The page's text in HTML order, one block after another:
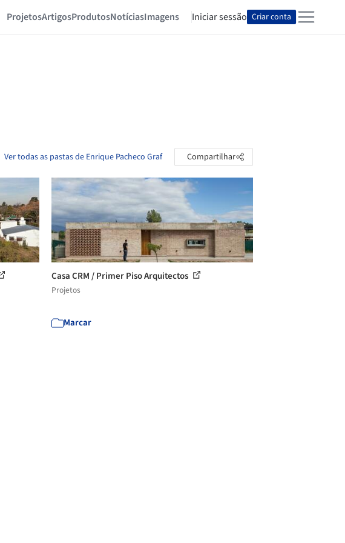
ProjetosArtigosProdutosNotíciasImagens Iniciar sessão Criar conta
Ver todas as pastas de Enrique Pacheco Graf Compartilhar
Casa CRM / Primer Piso Arquitectos
Projetos
Marcar